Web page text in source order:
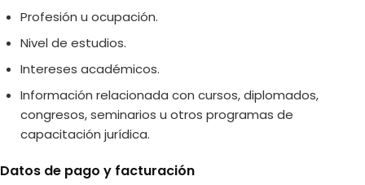
Profesión u ocupación.
Nivel de estudios.
Intereses académicos.
Información relacionada con cursos, diplomados,
congresos, seminarios u otros programas de
capacitación jurídica.
Datos de pago y facturación